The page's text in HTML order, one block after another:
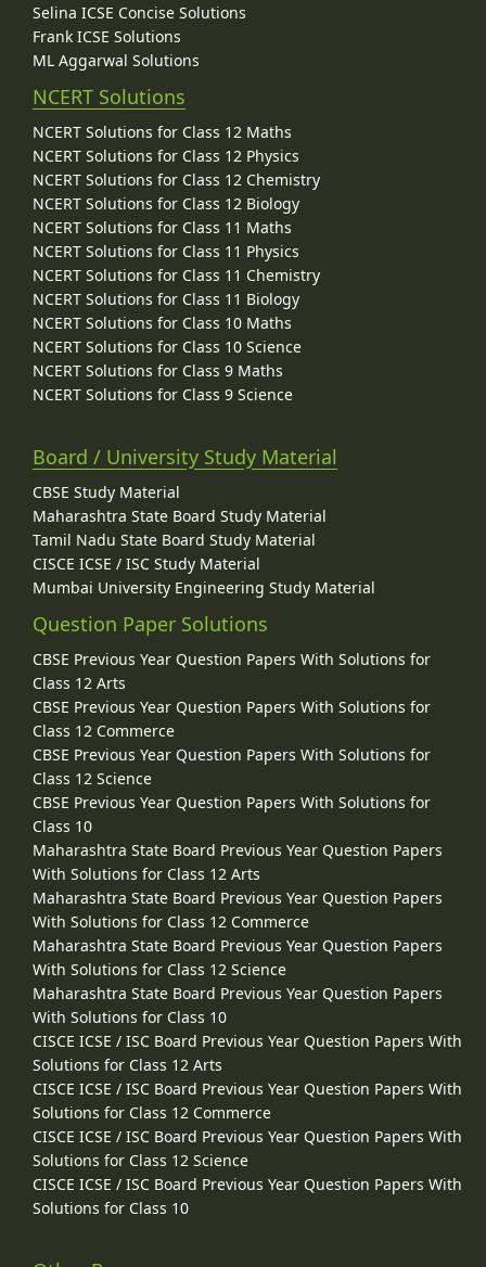
Selina ICSE Concise Solutions
Frank ICSE Solutions
ML Aggarwal Solutions
NCERT Solutions
NCERT Solutions for Class 12 Maths
NCERT Solutions for Class 12 Physics
NCERT Solutions for Class 12 Chemistry
NCERT Solutions for Class 12 Biology
NCERT Solutions for Class 11 Maths
NCERT Solutions for Class 11 Physics
NCERT Solutions for Class 11 Chemistry
NCERT Solutions for Class 11 Biology
NCERT Solutions for Class 10 Maths
NCERT Solutions for Class 10 Science
NCERT Solutions for Class 9 Maths
NCERT Solutions for Class 9 Science
Board / University Study Material
CBSE Study Material
Maharashtra State Board Study Material
Tamil Nadu State Board Study Material
CISCE ICSE / ISC Study Material
Mumbai University Engineering Study Material
Question Paper Solutions
CBSE Previous Year Question Papers With Solutions for
Class 12 Arts
CBSE Previous Year Question Papers With Solutions for
Class 12 Commerce
CBSE Previous Year Question Papers With Solutions for
Class 12 Science
CBSE Previous Year Question Papers With Solutions for
Class 10
Maharashtra State Board Previous Year Question Papers
With Solutions for Class 12 Arts
Maharashtra State Board Previous Year Question Papers
With Solutions for Class 12 Commerce
Maharashtra State Board Previous Year Question Papers
With Solutions for Class 12 Science
Maharashtra State Board Previous Year Question Papers
With Solutions for Class 10
CISCE ICSE / ISC Board Previous Year Question Papers With
Solutions for Class 12 Arts
CISCE ICSE / ISC Board Previous Year Question Papers With
Solutions for Class 12 Commerce
CISCE ICSE / ISC Board Previous Year Question Papers With
Solutions for Class 12 Science
CISCE ICSE / ISC Board Previous Year Question Papers With
Solutions for Class 10